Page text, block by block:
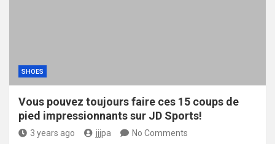
SHOES
Vous pouvez toujours faire ces 15 coups de
pied impressionnants sur JD Sports!
3 years ago jjjpa No Comments